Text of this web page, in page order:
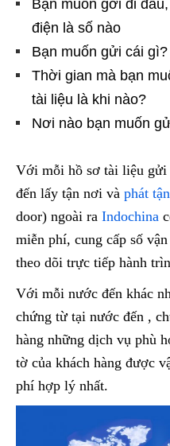
Bạn muốn gởi đi
điện là số nào
Bạn muốn gửi cái gì?
Thời gian mà bạn
tài liệu là khi nào?
Nơi nào bạn muốn
Với mỗi hồ sơ tài liệu gửi
đến lấy tận nơi và phát
door) ngoài ra Indochina
miễn phí, cung cấp số
theo dõi trực tiếp hành
Với mỗi nước đến khác
chứng từ tại nước đến ,
hàng những dịch vụ phù
tờ của khách hàng được
phí hợp lý nhất.